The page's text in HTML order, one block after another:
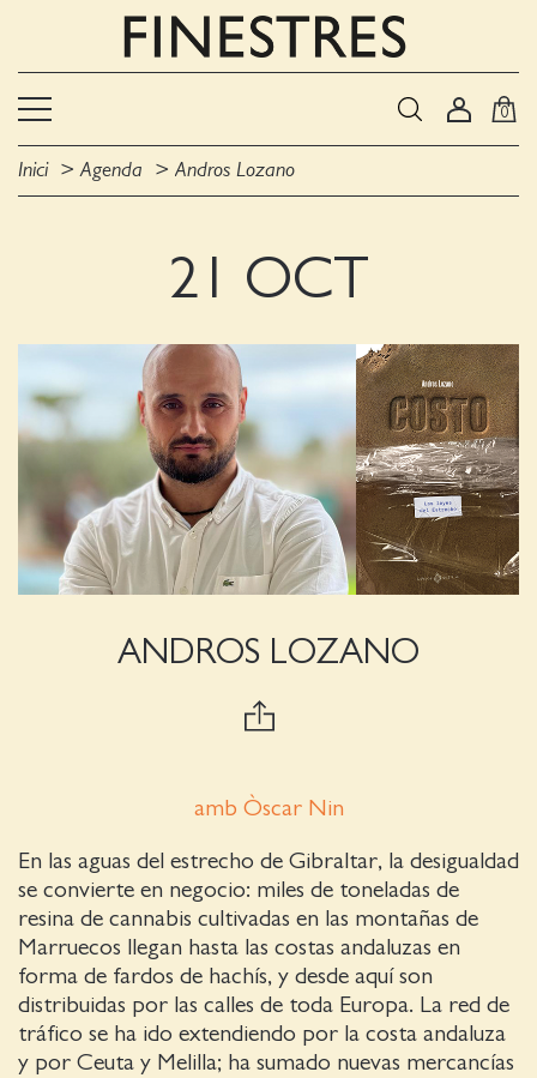
0
Inici Agenda Andros Lozano
21 OCT
ANDROS LOZANO
amb Òscar Nin
En las aguas del estrecho de Gibraltar, la desigualdad
se convierte en negocio: miles de toneladas de
resina de cannabis cultivadas en las montañas de
Marruecos llegan hasta las costas andaluzas en
forma de fardos de hachís, y desde aquí son
distribuidas por las calles de toda Europa. La red de
tráfico se ha ido extendiendo por la costa andaluza
y por Ceuta y Melilla; ha sumado nuevas mercancías